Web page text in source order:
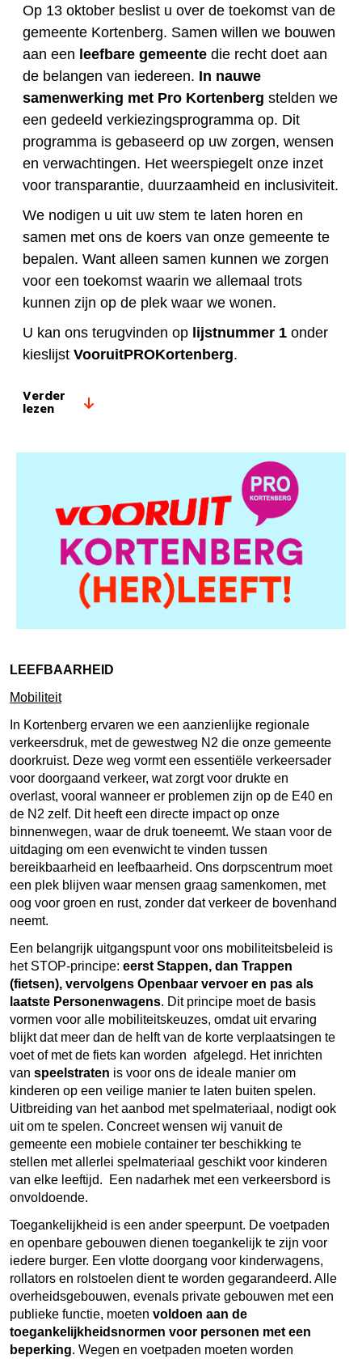
Op 13 oktober beslist u over de toekomst van de
gemeente Kortenberg. Samen willen we bouwen
aan een leefbare gemeente die recht doet aan
de belangen van iedereen. In nauwe
samenwerking met Pro Kortenberg stelden we
een gedeeld verkiezingsprogramma op. Dit
programma is gebaseerd op uw zorgen, wensen
en verwachtingen. Het weerspiegelt onze inzet
voor transparantie, duurzaamheid en inclusiviteit.
We nodigen u uit uw stem te laten horen en
samen met ons de koers van onze gemeente te
bepalen. Want alleen samen kunnen we zorgen
voor een toekomst waarin we allemaal trots
kunnen zijn op de plek waar we wonen.
U kan ons terugvinden op lijstnummer 1 onder
kieslijst VooruitPROKortenberg.
Verder
lezen
LEEFBAARHEID
Mobiliteit
In Kortenberg ervaren we een aanzienlijke regionale
verkeersdruk, met de gewestweg N2 die onze gemeente
doorkruist. Deze weg vormt een essentiële verkeersader
voor doorgaand verkeer, wat zorgt voor drukte en
overlast, vooral wanneer er problemen zijn op de E40 en
de N2 zelf. Dit heeft een directe impact op onze
binnenwegen, waar de druk toeneemt. We staan voor de
uitdaging om een evenwicht te vinden tussen
bereikbaarheid en leefbaarheid. Ons dorpscentrum moet
een plek blijven waar mensen graag samenkomen, met
oog voor groen en rust, zonder dat verkeer de bovenhand
neemt.
Een belangrijk uitgangspunt voor ons mobiliteitsbeleid is
het STOP-principe: eerst Stappen, dan Trappen
(fietsen), vervolgens Openbaar vervoer en pas als
laatste Personenwagens. Dit principe moet de basis
vormen voor alle mobiliteitskeuzes, omdat uit ervaring
blijkt dat meer dan de helft van de korte verplaatsingen te
voet of met de fiets kan worden afgelegd. Het inrichten
van speelstraten is voor ons de ideale manier om
kinderen op een veilige manier te laten buiten spelen.
Uitbreiding van het aanbod met spelmateriaal, nodigt ook
uit om te spelen. Concreet wensen wij vanuit de
gemeente een mobiele container ter beschikking te
stellen met allerlei spelmateriaal geschikt voor kinderen
van elke leeftijd. Een nadarhek met een verkeersbord is
onvoldoende.
Toegankelijkheid is een ander speerpunt. De voetpaden
en openbare gebouwen dienen toegankelijk te zijn voor
iedere burger. Een vlotte doorgang voor kinderwagens,
rollators en rolstoelen dient te worden gegarandeerd. Alle
overheidsgebouwen, evenals private gebouwen met een
publieke functie, moeten voldoen aan de
toegankelijkheidsnormen voor personen met een
beperking. Wegen en voetpaden moeten worden